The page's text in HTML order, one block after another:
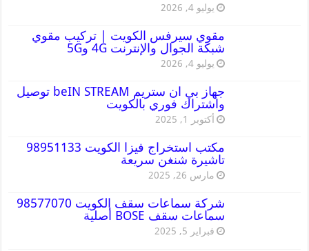
يوليو 4, 2026
مقوي سيرفس الكويت | تركيب مقوي
شبكة الجوال والإنترنت 4G و5G
يوليو 4, 2026
جهاز بي ان ستريم beIN STREAM توصيل
واشتراك فوري بالكويت
أكتوبر 1, 2025
مكتب استخراج فيزا الكويت 98951133
تاشيرة شنغن سريعة
مارس 26, 2025
شركة سماعات سقف الكويت 98577070
سماعات سقف BOSE أصلية
فبراير 5, 2025